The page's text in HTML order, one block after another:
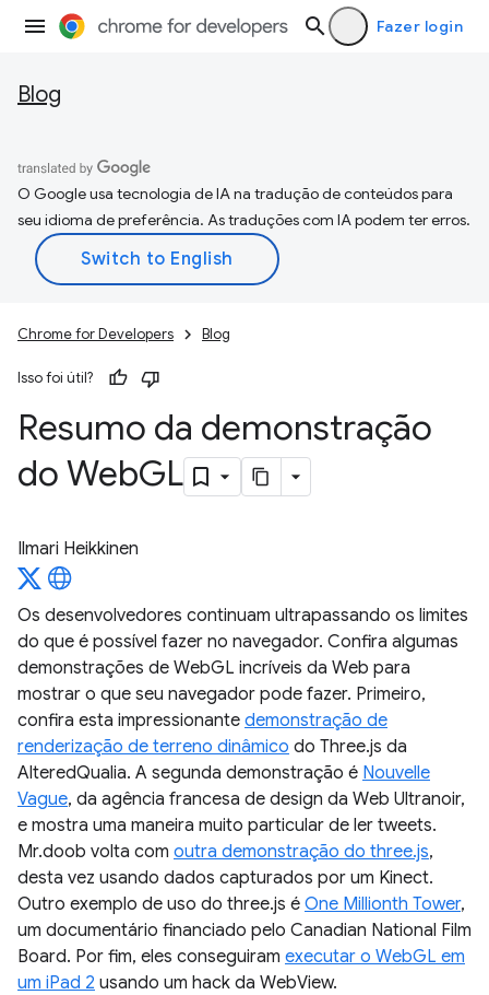
Fazer login
Blog
O Google usa tecnologia de IA na tradução de conteúdos para
seu idioma de preferência. As traduções com IA podem ter erros.
Chrome for Developers Blog
Isso foi útil?
Resumo da demonstração
do WebGL
Ilmari Heikkinen
Os desenvolvedores continuam ultrapassando os limites
do que é possível fazer no navegador. Confira algumas
demonstrações de WebGL incríveis da Web para
mostrar o que seu navegador pode fazer. Primeiro,
confira esta impressionante demonstração de
renderização de terreno dinâmico do Three.js da
AlteredQualia. A segunda demonstração é Nouvelle
Vague, da agência francesa de design da Web Ultranoir,
e mostra uma maneira muito particular de ler tweets.
Mr.doob volta com outra demonstração do three.js,
desta vez usando dados capturados por um Kinect.
Outro exemplo de uso do three.js é One Millionth Tower,
um documentário financiado pelo Canadian National Film
Board. Por fim, eles conseguiram executar o WebGL em
um iPad 2 usando um hack da WebView.